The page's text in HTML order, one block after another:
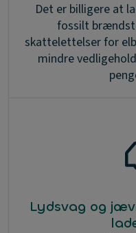
Det er billigere at
fossilt
skattelettelser for
mindre
Lydsvag og